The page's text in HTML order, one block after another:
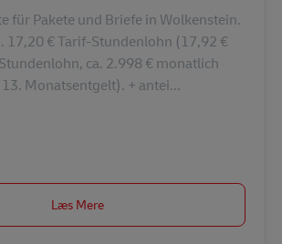
für Pakete und Briefe in Wolkenstein.
17,20 € Tarif-Stundenlohn (17,92 €
ca. 2.998 € monatlich
Monatsentgelt). + antei...
Læs Mere